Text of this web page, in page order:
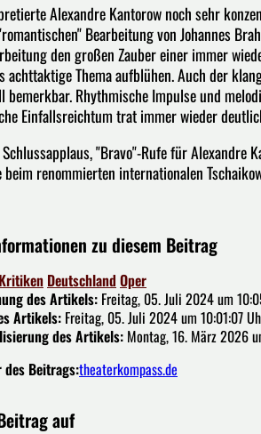
Alexandre Kantorow noch sehr
Bearbeitung von Johannes
den großen Zauber einer immer
achttaktige Thema aufblühen. Auch der
bemerkbar. Rhythmische Impulse und
Einfallsreichtum trat immer wieder
"Bravo"-Rufe für Alexandre
beim renommierten internationalen
zu diesem Beitrag
Kritiken Deutschland Oper
des Artikels: Freitag, 05. Juli 2024 um
Artikels: Freitag, 05. Juli 2024 um 10:01:07
des Artikels: Montag, 16. März 2026
des Beitrags:theaterkompass.de
auf